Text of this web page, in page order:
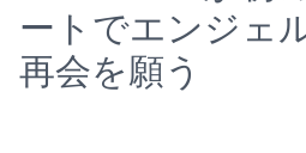
ートでエンジェ
再会を願う